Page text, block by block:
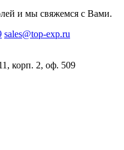
и мы свяжемся с Вами.
sales@top-exp.ru
корп. 2, оф. 509